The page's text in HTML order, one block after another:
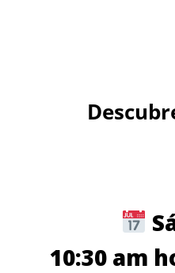
10:30 am